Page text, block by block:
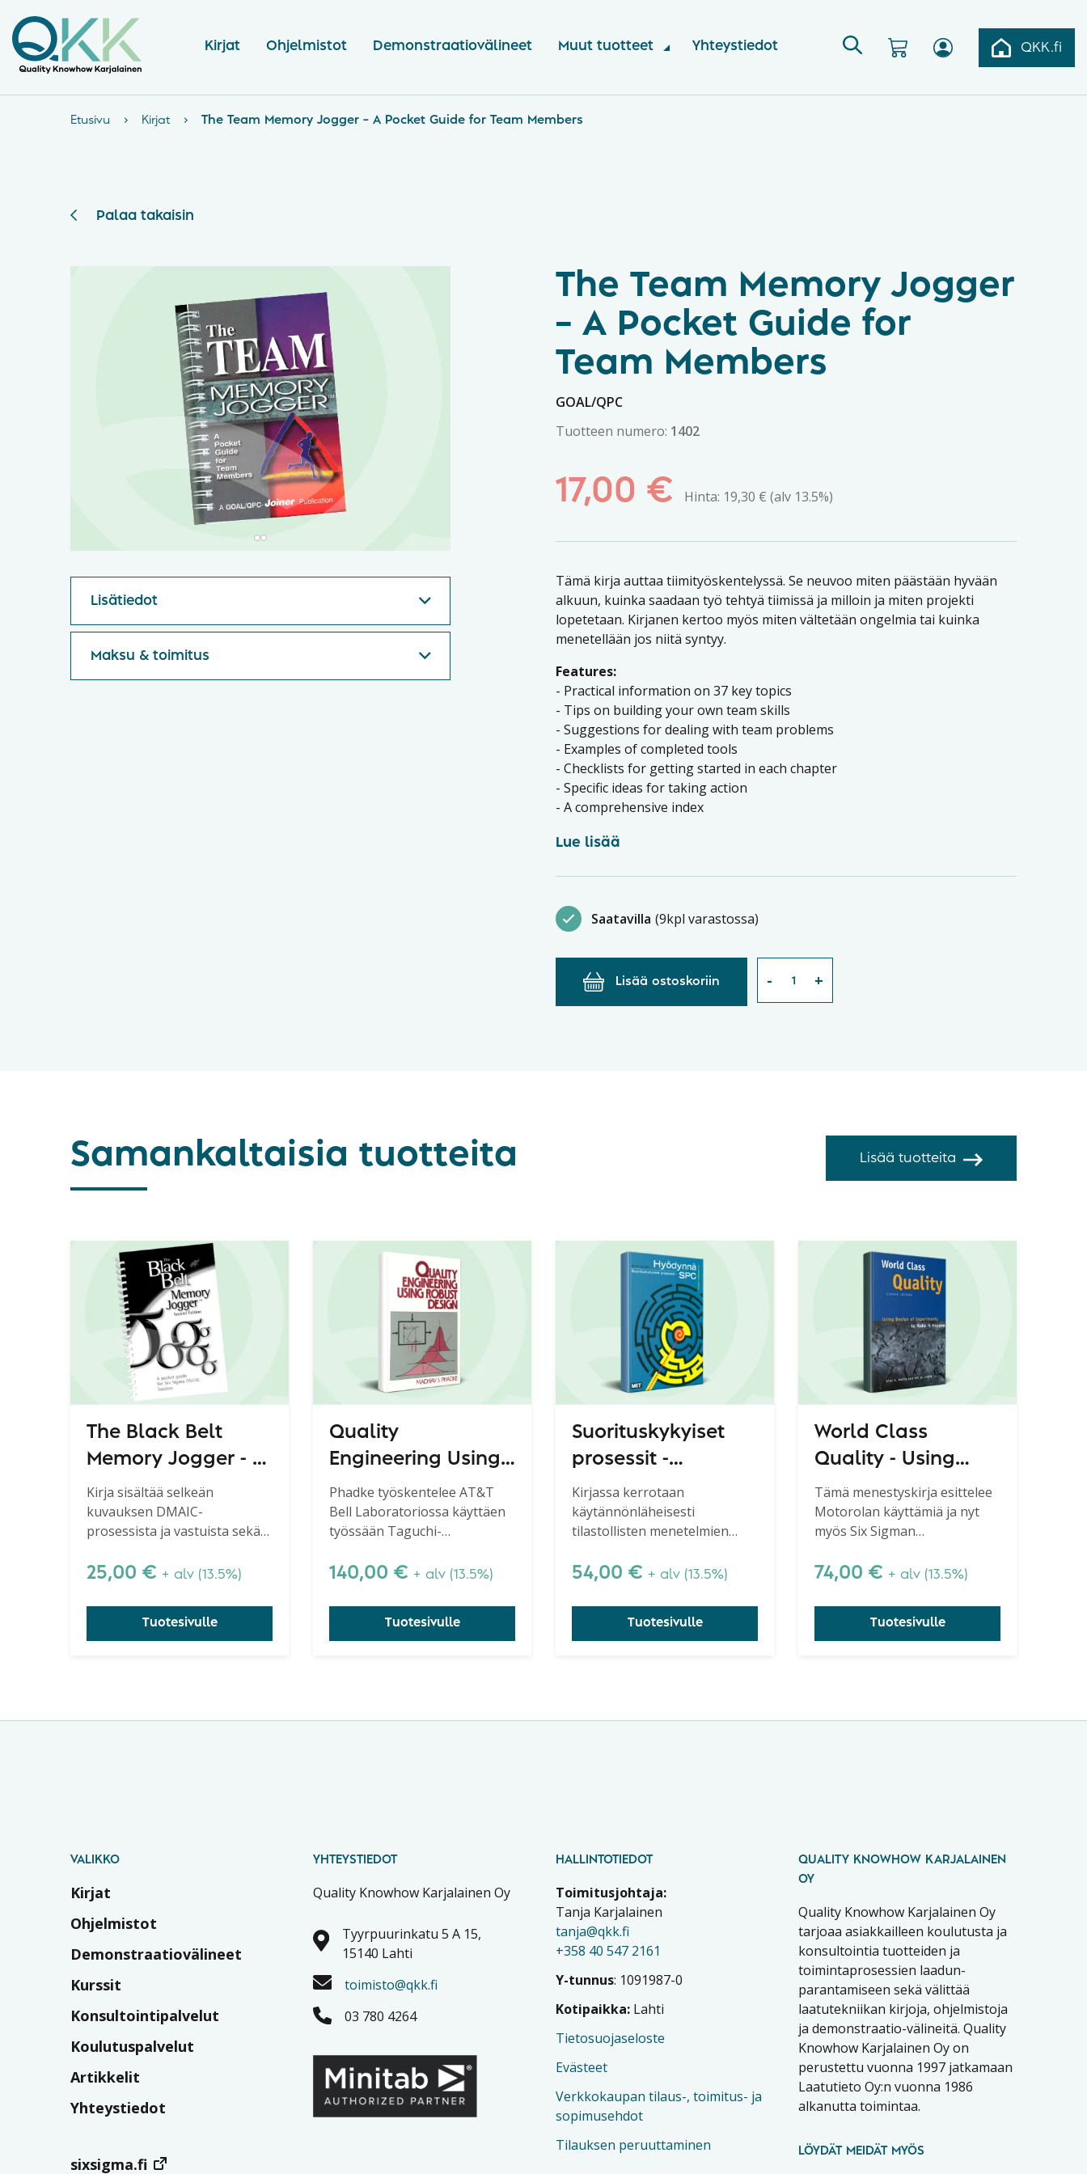
Kirjat Ohjelmistot Demonstraatiovälineet Muut tuotteet Yhteystiedot QKK.fi
Etusivu › Kirjat › The Team Memory Jogger – A Pocket Guide for Team Members
Palaa takaisin
Lisätiedot
Maksu & toimitus
The Team Memory Jogger
– A Pocket Guide for
Team Members
GOAL/QPC
Tuotteen numero: 1402
17,00 € Hinta: 19,30 € (alv 13.5%)
Tämä kirja auttaa tiimityöskentelyssä. Se neuvoo miten päästään hyvään
alkuun, kuinka saadaan työ tehtyä tiimissä ja milloin ja miten projekti
lopetetaan. Kirjanen kertoo myös miten vältetään ongelmia tai kuinka
menetellään jos niitä syntyy.
Features:
- Practical information on 37 key topics
- Tips on building your own team skills
- Suggestions for dealing with team problems
- Examples of completed tools
- Checklists for getting started in each chapter
- Specific ideas for taking action
- A comprehensive index
Lue lisää
Saatavilla (9kpl varastossa)
Lisää ostoskoriin
Samankaltaisia tuotteita Lisää tuotteita
The Black Belt
Memory Jogger - A
Pocket Guide for
Six Sigma Success,
2nd Edition
Kirja sisältää selkeän
kuvauksen DMAIC-
prosessista ja vastuista sekä
ja työkaluja.
25,00 € + alv (13.5%)
Tuotesivulle
Quality
Engineering Using
Robust Design
Phadke työskentelee AT&T
Bell Laboratoriossa käyttäen
työssään Taguchi-
suositeltava kaikille, joilla on
menetelmästä. Ehkä paras
Taguchi-kirja.
140,00 € + alv (13.5%)
Tuotesivulle
Suorituskykyiset
prosessit -
Hyödynnä SPC, 2.
uudistettu painos
Kirjassa kerrotaan
käytännönläheisesti
tilastollisten menetelmien
soveltamisesta.
54,00 € + alv (13.5%)
Tuotesivulle
World Class
Quality - Using
Design of
Experiments to
Make It Happen,
Second Edition
Tämä menestyskirja esittelee
Motorolan käyttämiä ja nyt
myös Six Sigman
esittelee kirjassa suuren
menetelmiä. Suositeltava kirja
erityisesti Six Sigmaan
perehtyville.
74,00 € + alv (13.5%)
Tuotesivulle
VALIKKO
Kirjat
Ohjelmistot
Demonstraatiovälineet
Kurssit
Konsultointipalvelut
Koulutuspalvelut
Artikkelit
Yhteystiedot
sixsigma.fi
YHTEYSTIEDOT
Quality Knowhow Karjalainen Oy
Tyyrpuurinkatu 5 A 15,
15140 Lahti
toimisto@qkk.fi
03 780 4264
HALLINTOTIEDOT
Toimitusjohtaja:
Tanja Karjalainen
tanja@qkk.fi
+358 40 547 2161
Y-tunnus: 1091987-0
Kotipaikka: Lahti
Tietosuojaseloste
Evästeet
Verkkokaupan tilaus-, toimitus- ja
sopimusehdot
Tilauksen peruuttaminen
QUALITY KNOWHOW KARJALAINEN
OY
Quality Knowhow Karjalainen Oy
tarjoaa asiakkailleen koulutusta ja
konsultointia tuotteiden ja
toimintaprosessien laadun-
parantamiseen sekä välittää
laatutekniikan kirjoja, ohjelmistoja
ja demonstraatio-välineitä. Quality
Knowhow Karjalainen Oy on
perustettu vuonna 1997 jatkamaan
Laatutieto Oy:n vuonna 1986
alkanutta toimintaa.
LÖYDÄT MEIDÄT MYÖS